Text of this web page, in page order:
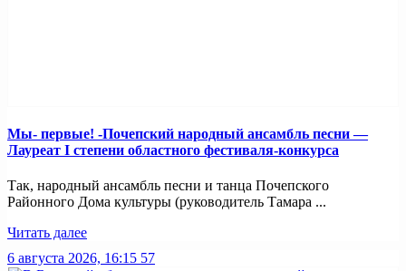
Мы- первые! -Почепский народный ансамбль песни —
Лауреат I степени областного фестиваля-конкурса
Так, народный ансамбль песни и танца Почепского
Районного Дома культуры (руководитель Тамара ...
Читать далее
6 августа 2026, 16:15 57